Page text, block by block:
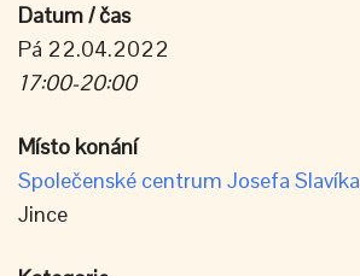
Datum / čas
Pá 22.04.2022
17:00-20:00
Místo konání
Společenské centrum Josefa Slavíka
Jince